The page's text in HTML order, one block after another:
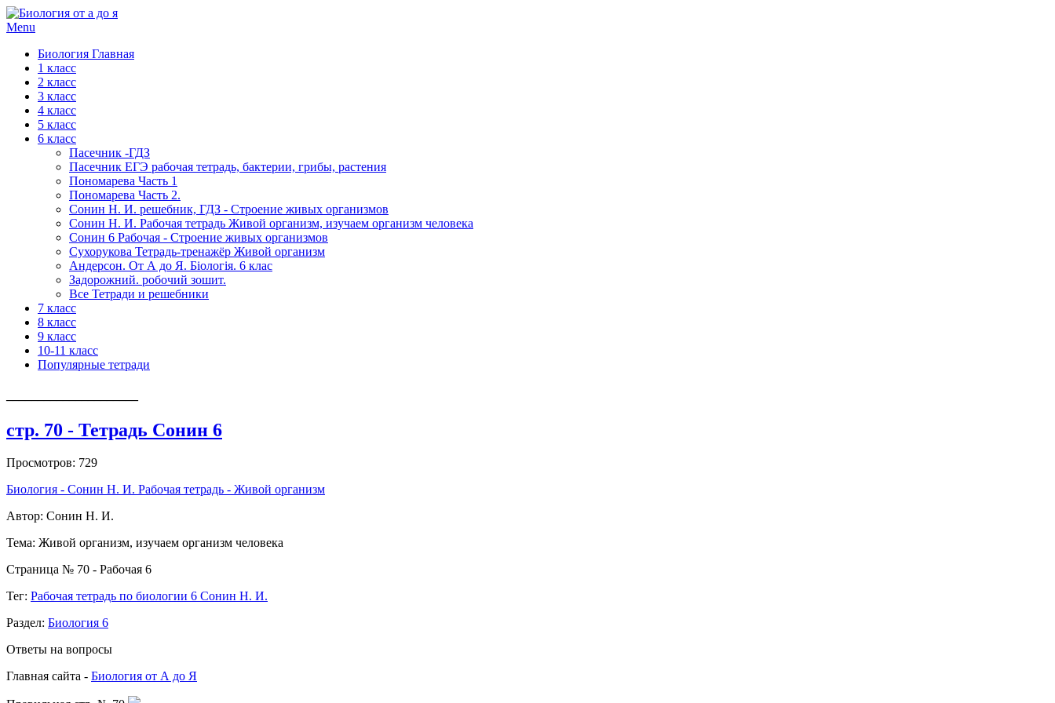
Menu
Биология Главная
1 класс
2 класс
3 класс
4 класс
5 класс
6 класс
Пасечник -ГДЗ
Пасечник ЕГЭ рабочая тетрадь, бактерии, грибы, растения
Пономарева Часть 1
Пономарева Часть 2.
Сонин Н. И. решебник, ГДЗ - Строение живых организмов
Сонин Н. И. Рабочая тетрадь Живой организм, изучаем организм человека
Сонин 6 Рабочая - Строение живых организмов
Сухорукова Тетрадь-тренажёр Живой организм
Андерсон. От А до Я. Біологія. 6 клас
Задорожний. робочий зошит.
Все Тетради и решебники
7 класс
8 класс
9 класс
10-11 класс
Популярные тетради
стр. 70 - Тетрадь Сонин 6
Просмотров: 729
Биология - Сонин Н. И. Рабочая тетрадь - Живой организм
Автор: Сонин Н. И.
Тема: Живой организм, изучаем организм человека
Страница № 70 - Рабочая 6
Тег: Рабочая тетрадь по биологии 6 Сонин Н. И.
Раздел: Биология 6
Ответы на вопросы
Главная сайта - Биология от А до Я